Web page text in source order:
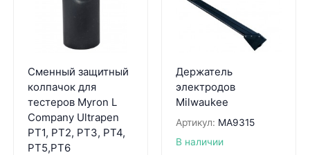
Сменный защитный
колпачок для
тестеров Myron L
Company Ultrapen
PT1, PT2, PT3, PT4,
PT5,PT6
Держатель
электродов
Milwaukee
Артикул: MA9315
В наличии